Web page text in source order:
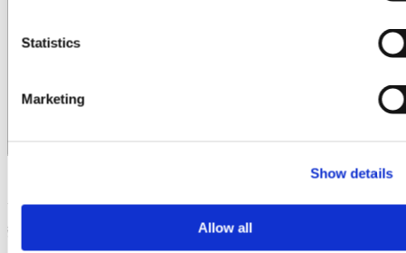
Statistics
Marketing
Show details
Allow all
高的power 、效率和散热性能，因此能够power 更少的器件
数量power 更小的占用空间实现相同的输出power 。